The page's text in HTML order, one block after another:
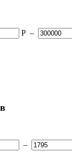
Р –
–